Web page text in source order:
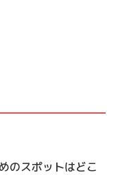
のスポットはどこ